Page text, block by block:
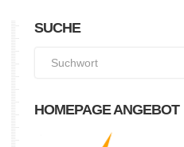
SUCHE
HOMEPAGE ANGEBOT